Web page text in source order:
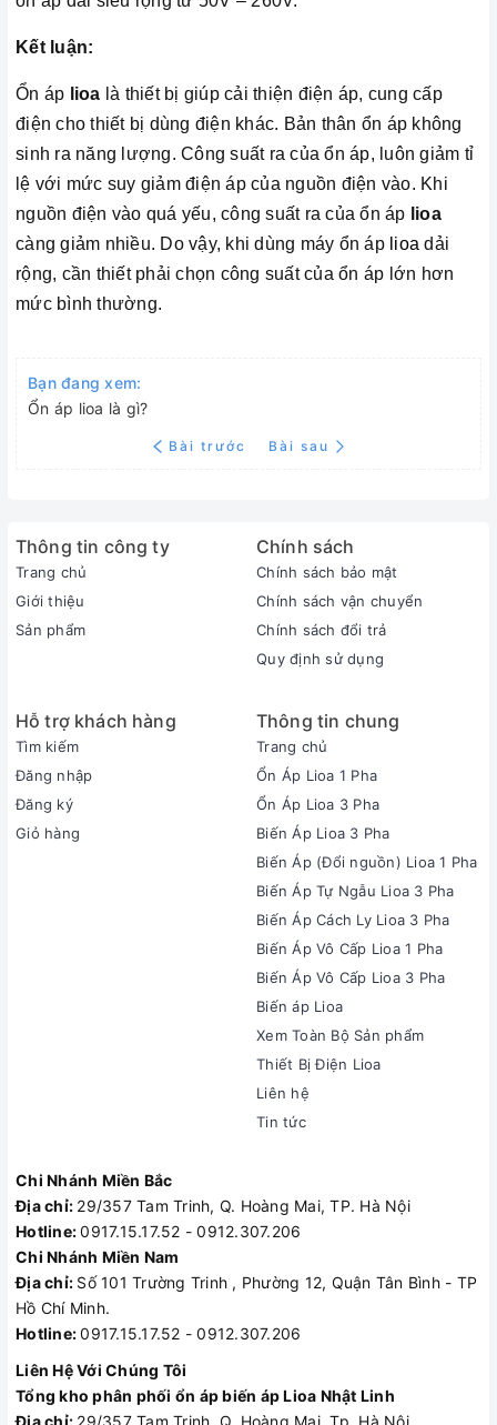
Kết luận:
Ổn áp lioa là thiết bị giúp cải thiện điện áp, cung cấp
điện cho thiết bị dùng điện khác. Bản thân ổn áp không
sinh ra năng lượng. Công suất ra của ổn áp, luôn giảm tỉ
lệ với mức suy giảm điện áp của nguồn điện vào. Khi
nguồn điện vào quá yếu, công suất ra của ổn áp lioa
càng giảm nhiều. Do vậy, khi dùng máy ổn áp lioa dải
rộng, cần thiết phải chọn công suất của ổn áp lớn hơn
mức bình thường.
Bạn đang xem:
Ổn áp lioa là gì?
Bài trước Bài sau
Thông tin công ty
Trang chủ
Giới thiệu
Sản phẩm
Chính sách
Chính sách bảo mật
Chính sách vận chuyển
Chính sách đổi trả
Quy định sử dụng
Hỗ trợ khách hàng
Tìm kiếm
Đăng nhập
Đăng ký
Giỏ hàng
Thông tin chung
Trang chủ
Ổn Áp Lioa 1 Pha
Ổn Áp Lioa 3 Pha
Biến Áp Lioa 3 Pha
Biến Áp (Đổi nguồn) Lioa 1 Pha
Biến Áp Tự Ngẫu Lioa 3 Pha
Biến Áp Cách Ly Lioa 3 Pha
Biến Áp Vô Cấp Lioa 1 Pha
Biến Áp Vô Cấp Lioa 3 Pha
Biến áp Lioa
Xem Toàn Bộ Sản phẩm
Thiết Bị Điện Lioa
Liên hệ
Tin tức
Chi Nhánh Miền Bắc
Địa chỉ: 29/357 Tam Trinh, Q. Hoàng Mai, TP. Hà Nội
Hotline:0917.15.17.52 - 0912.307.206
Chi Nhánh Miền Nam
Địa chỉ: Số 101 Trường Trinh , Phường 12, Quận Tân Bình - TP
Hồ Chí Minh.
Hotline:0917.15.17.52 - 0912.307.206
Liên Hệ Với Chúng Tôi
Tổng kho phân phối ổn áp biến áp Lioa Nhật Linh